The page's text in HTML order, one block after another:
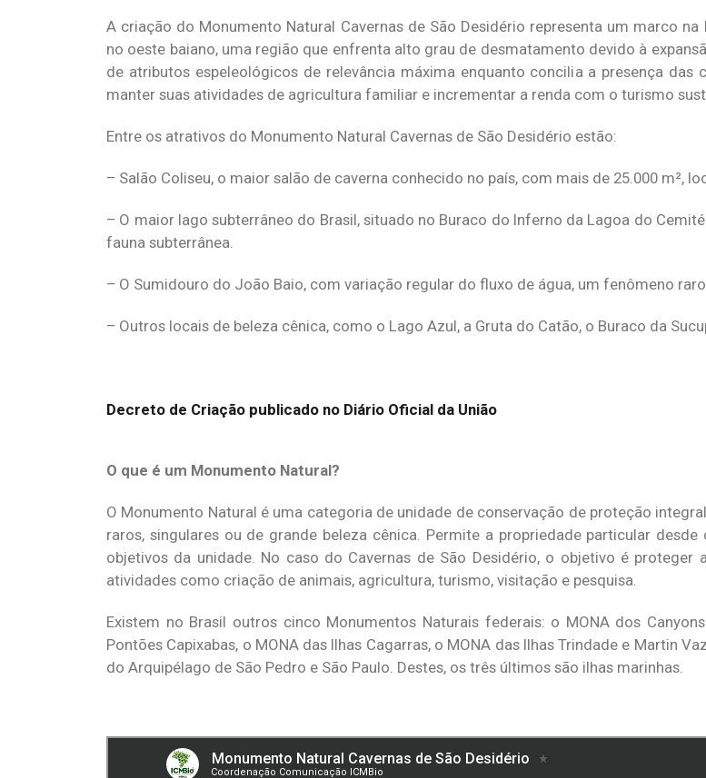
A criação do Monumento Natural Cavernas de São Desidério representa um marco
no oeste baiano, uma região que enfrenta alto grau de desmatamento devido à
de atributos espeleológicos de relevância máxima enquanto concilia a presença das
manter suas atividades de agricultura familiar e incrementar a renda com o turismo
Entre os atrativos do Monumento Natural Cavernas de São Desidério estão:
– Salão Coliseu, o maior salão de caverna conhecido no país, com mais de 25.000 m²,
– O maior lago subterrâneo do Brasil, situado no Buraco do Inferno da Lagoa do
fauna subterrânea.
– O Sumidouro do João Baio, com variação regular do fluxo de água, um fenômeno
– Outros locais de beleza cênica, como o Lago Azul, a Gruta do Catão, o Buraco da
Decreto de Criação publicado no Diário Oficial da União
O que é um Monumento Natural?
O Monumento Natural é uma categoria de unidade de conservação de proteção
raros, singulares ou de grande beleza cênica. Permite a propriedade particular
objetivos da unidade. No caso do Cavernas de São Desidério, o objetivo é proteger
atividades como criação de animais, agricultura, turismo, visitação e pesquisa.
Existem no Brasil outros cinco Monumentos Naturais federais: o MONA dos
Pontões Capixabas, o MONA das Ilhas Cagarras, o MONA das Ilhas Trindade e Martin
do Arquipélago de São Pedro e São Paulo. Destes, os três últimos são ilhas marinhas.